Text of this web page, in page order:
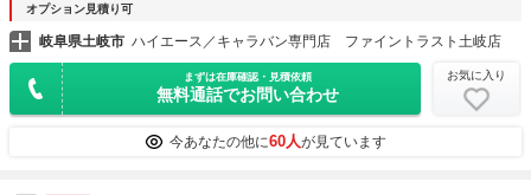
オプション見積り可
岐阜県土岐市 ハイエース／キャラバン専門店 ファイントラスト土岐店
まずは在庫確認・見積依頼
無料通話でお問い合わせ
お気に入り
今あなたの他に60人が見ています